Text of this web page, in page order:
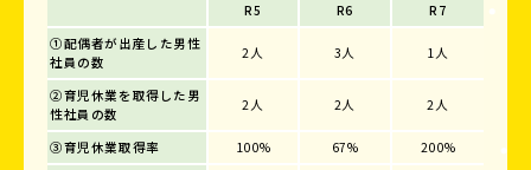
R5
R6
R7
①配偶者が出産した男性
社員の数
2人 3人 1人
②育児休業を取得した男
性社員の数
2人 2人 2人
③育児休業取得率 100% 67%
200%